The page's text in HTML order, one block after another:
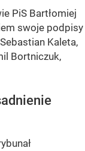
PiS Bartłomiej
swoje podpisy
Kaleta,
Bortniczuk,